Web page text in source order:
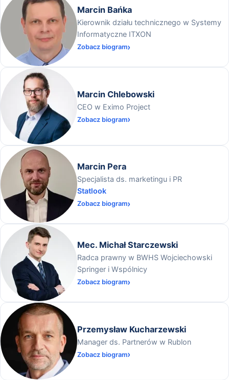
Marcin Bańka
Kierownik działu technicznego w Systemy
Informatyczne ITXON
Zobacz biogram
Marcin Chlebowski
CEO w Eximo Project
Zobacz biogram
Marcin Pera
Specjalista ds. marketingu i PR
Statlook
Zobacz biogram
Mec. Michał Starczewski
Radca prawny w BWHS Wojciechowski
Springer i Wspólnicy
Zobacz biogram
Przemysław Kucharzewski
Manager ds. Partnerów w Rublon
Zobacz biogram